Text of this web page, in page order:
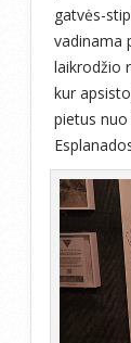
gatvės-
vadinama
laikrodžio
kur
pietus